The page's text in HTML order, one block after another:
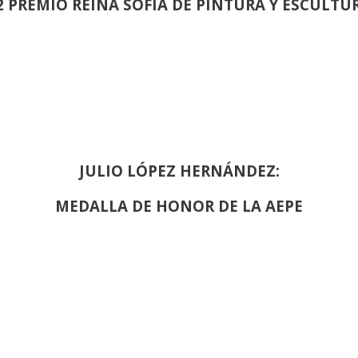
PREMIO REINA SOFIA DE PINTURA Y
JULIO LÓPEZ HERNÁNDEZ:
MEDALLA DE HONOR DE LA AEPE